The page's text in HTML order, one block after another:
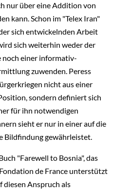
nur über eine Addition von
kann. Schon im "Telex Iran"
sich entwickelnden Arbeit
sich weiterhin weder der
einer informativ-
zuwenden. Peress
nicht aus einer
sondern definiert sich
für ihn notwendigen
sieht er nur in einer auf die
Bildfindung gewährleistet.
"Farewell to Bosnia", das
de France unterstützt
diesen Anspruch als